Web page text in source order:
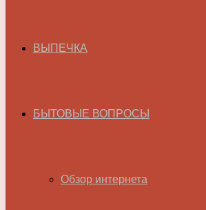
ВЫПЕЧКА
БЫТОВЫЕ ВОПРОСЫ
Обзор интернета